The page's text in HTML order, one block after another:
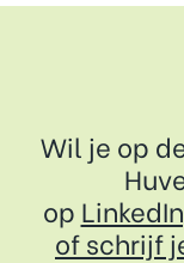
Wil je op
op
ofschrijf